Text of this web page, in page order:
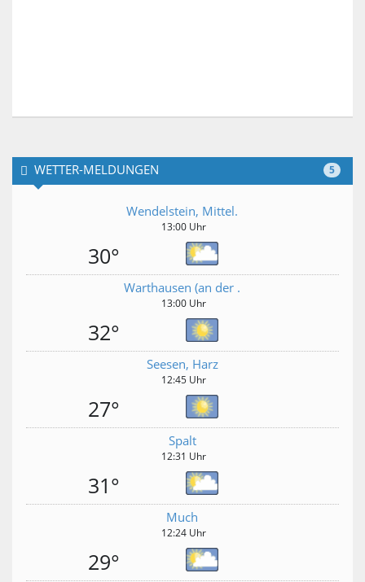
5
WETTER-MELDUNGEN
Wendelstein, Mittel.
13:00 Uhr
30°
Warthausen (an der .
13:00 Uhr
32°
Seesen, Harz
12:45 Uhr
27°
Spalt
12:31 Uhr
31°
Much
12:24 Uhr
29°